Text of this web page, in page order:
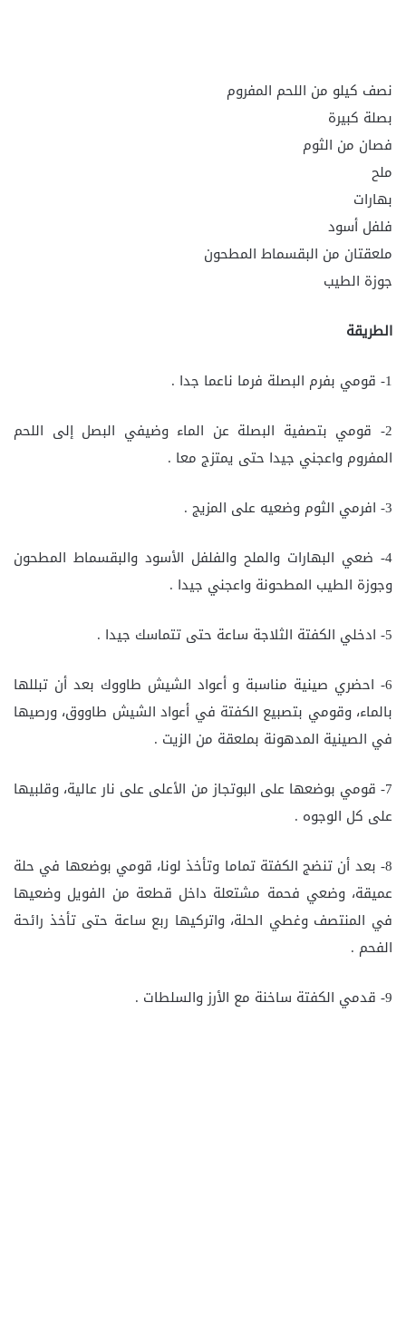
نصف كيلو من اللحم المفروم
بصلة كبيرة
فصان من الثوم
ملح
بهارات
فلفل أسود
ملعقتان من البقسماط المطحون
جوزة الطيب
الطريقة
1- قومي بفرم البصلة فرما ناعما جدا .
2- قومي بتصفية البصلة عن الماء وضيفي البصل إلى اللحم
المفروم واعجني جيدا حتى يمتزج معا .
3- افرمي الثوم وضعيه على المزيج .
4- ضعي البهارات والملح والفلفل الأسود والبقسماط المطحون
وجوزة الطيب المطحونة واعجني جيدا .
5- ادخلي الكفتة الثلاجة ساعة حتى تتماسك جيدا .
6- احضري صينية مناسبة و أعواد الشيش طاووك بعد أن تبللها
بالماء، وقومي بتصبيع الكفتة في أعواد الشيش طاووق، ورصيها
في الصينية المدهونة بملعقة من الزيت .
7- قومي بوضعها على البوتجاز من الأعلى على نار عالية، وقلبيها
على كل الوجوه .
8- بعد أن تنضج الكفتة تماما وتأخذ لونا، قومي بوضعها في حلة
عميقة، وضعي فحمة مشتعلة داخل قطعة من الفويل وضعيها
في المنتصف وغطي الحلة، واتركيها ربع ساعة حتى تأخذ رائحة
الفحم .
9- قدمي الكفتة ساخنة مع الأرز والسلطات .